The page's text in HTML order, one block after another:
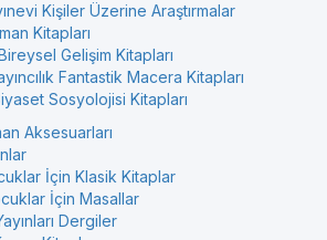
Kişiler Üzerine Araştırmalar
Kitapları
Gelişim Kitapları
Fantastik Macera Kitapları
Siyaset Sosyolojisi Kitapları
Aksesuarları
İçin Klasik Kitaplar
İçin Masallar
Dergiler